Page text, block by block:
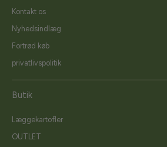
Kontakt os
Nyhedsindlæg
Fortrød køb
privatlivspolitik
Butik
Læggekartofler
OUTLET